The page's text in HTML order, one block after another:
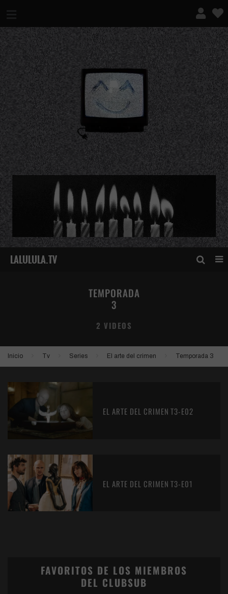
¿QUÉ ES ESTO?
TEMPORADA
3
2 VIDEOS
Inicio Tv Series El arte del crimen Temporada 3
EL ARTE DEL CRIMEN T3-E02
EL ARTE DEL CRIMEN T3-E01
FAVORITOS DE LOS MIEMBROS
DEL CLUBSUB